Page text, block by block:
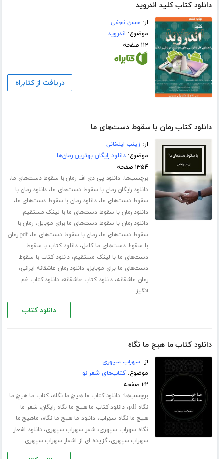
دانلود کتاب کلید اندروید
از:حسن نجفی
موضوع: اندروید
۱۱۲ صفحه
دریافت از کتابراه
دانلود کتاب رمان با سقوط دست‌های ما
از:زینب ایلخانی
موضوع:دانلود رایگان بهترین رمان‌ها
۱۳۵۴ صفحه
برچسب‌ها:دانلود پی دی اف رمان با سقوط دست‌های ما،
دانلود رایگان رمان با سقوط دست‌های ما،دانلود رمان با
سقوط دست‌های ما،دانلود رمان با سقوط دست‌های ما،
دانلود رمان با سقوط دست‌های ما با لینک مستقیم،
دانلود رمان با سقوط دست‌های ما برای موبایل،رمان با
سقوط دست‌های ما،رمان با سقوط دست‌های ما،
pdf رمان
با سقوط دست‌های ما کامل،دانلود کتاب با سقوط
دست‌های ما با لینک مستقیم،دانلود کتاب با سقوط
دست‌های ما برای موبایل،دانلود رمان عاشقانه ایرانی،
رمان عاشقانه،دانلود کتاب عاشقانه،دانلود کتاب غم
انگیز
دانلود کتاب
دانلود کتاب ما هیچ ما نگاه
از:سهراب سپهری
موضوع:کتاب‌های شعر نو
۲۲ صفحه
برچسب‌ها:دانلود کتاب ما هیچ ما نگاه،کتاب ما هیچ ما
نگاه pdf
،دانلود کتاب ما هیچ ما نگاه رایگان،شعر ما
هیچ ما نگاه سهراب،دانلود ما هیچ ما نگاه، ماهیچ ما
نگاه سهراب سپهری،شعر سهراب سپهری،دانلود اشعار
سهراب سپهری،گزیده ای از اشعار سهراب سپهری